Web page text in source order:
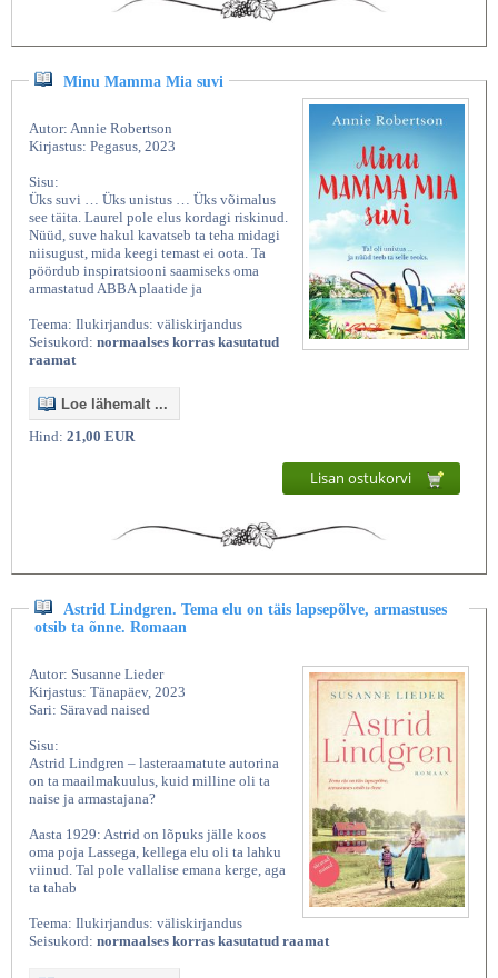
Minu Mamma Mia suvi
Autor: Annie Robertson
Kirjastus: Pegasus, 2023
Sisu:
Üks suvi … Üks unistus … Üks võimalus
see täita. Laurel pole elus kordagi riskinud.
Nüüd, suve hakul kavatseb ta teha midagi
niisugust, mida keegi temast ei oota. Ta
pöördub inspiratsiooni saamiseks oma
armastatud ABBA plaatide ja
Teema: Ilukirjandus: väliskirjandus
Seisukord: normaalses korras kasutatud
raamat
Loe lähemalt ...
Hind: 21,00 EUR
Lisan ostukorvi
Astrid Lindgren. Tema elu on täis lapsepõlve, armastuses
otsib ta õnne. Romaan
Autor: Susanne Lieder
Kirjastus: Tänapäev, 2023
Sari: Säravad naised
Sisu:
Astrid Lindgren – lasteraamatute autorina
on ta maailmakuulus, kuid milline oli ta
naise ja armastajana?
Aasta 1929: Astrid on lõpuks jälle koos
oma poja Lassega, kellega elu oli ta lahku
viinud. Tal pole vallalise emana kerge, aga
ta tahab
Teema: Ilukirjandus: väliskirjandus
Seisukord: normaalses korras kasutatud raamat